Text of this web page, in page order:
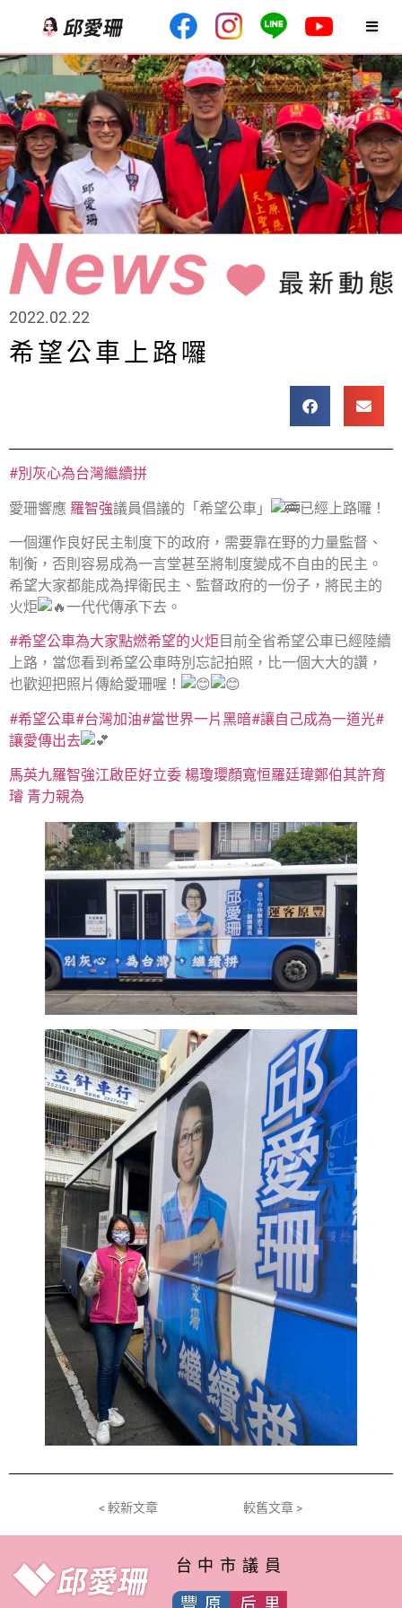
2022.02.22
希望公車上路囉
#別灰心為台灣繼續拼
愛珊響應 羅智強議員倡議的「希望公車」 已經上路囉！
一個運作良好民主制度下的政府，需要靠在野的力量監督、
制衡，否則容易成為一言堂甚至將制度變成不自由的民主。
希望大家都能成為捍衛民主、監督政府的一份子，將民主的
火炬
一代代傳承下去。
#希望公車為大家點燃希望的火炬 目前全省希望公車已經陸續
上路，當您看到希望公車時別忘記拍照，比一個大大的讚，
也歡迎把照片傳給愛珊喔！
#希望公車#台灣加油#當世界一片黑暗#讓自己成為一道光#
讓愛傳出去
馬英九羅智強江啟臣好立委 楊瓊瓔顏寬恒羅廷瑋鄭伯其許育
璿 青力親為
< 較新文章 較舊文章 >
台中市議員